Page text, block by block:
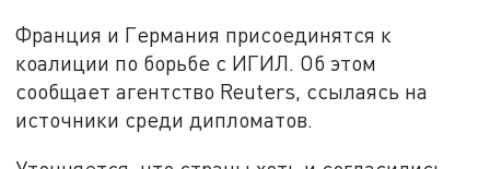
Франция и Германия присоединятся к
коалиции по борьбе с ИГИЛ. Об этом
сообщает агентство Reuters, ссылаясь на
источники среди дипломатов.